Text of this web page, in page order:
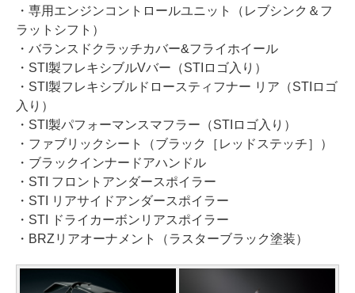
・専用エンジンコントロールユニット（レブシンク＆フ
ラットシフト）
・バランスドクラッチカバー&フライホイール
・STI製フレキシブルVバー（STIロゴ入り）
・STI製フレキシブルドロースティフナー リア（STIロゴ
入り）
・STI製パフォーマンスマフラー（STIロゴ入り）
・ファブリックシート（ブラック［レッドステッチ］）
・ブラックインナードアハンドル
・STI フロントアンダースポイラー
・STI リアサイドアンダースポイラー
・STI ドライカーボンリアスポイラー
・BRZリアオーナメント（ラスターブラック塗装）